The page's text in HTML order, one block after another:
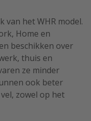
van het WHR model.
Home en
beschikken over
thuis en
ze minder
ook beter
zowel op het